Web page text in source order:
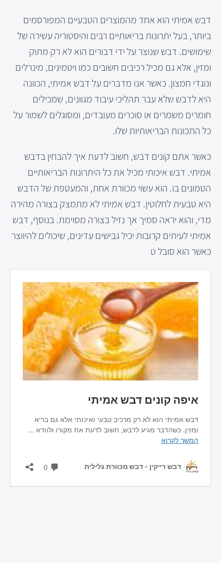
דבש אמיתי הוא אחד מהמוצרים הטבעיים המפורסמים
ביותר, בעל יתרונות בריאותיים רבים והיסטוריה עשירה של
שימושים. דבש שנוצר על ידי דבורים הוא לא רק מתוק
ומזין, אלא גם מכיל רכיבים חשובים כמו ויטמינים, מינרלים
ונוגדי חמצון. כאשר אנו מדברים על דבש אמיתי, הכוונה
היא לדבש שלא עבר תהליכי עיבוד מגוונים, שמכילים
חומרים משמרים או סוכרים מעובדים, ומסוגלים לשמור על
כל התכונות הבריאותיות שלו.
כאשר אתם קונים דבש, חשוב לדעת איך להבחין בדבש
אמיתי. דבש איכותי מכיל את כל היתרונות הבריאותיים
הטמונים בו. הוא עשוי מכוורת אחת, והמעטפת של הדבש
היא טבעית לחלוטין. דבש אמיתי לא מתמצק בצורה מהירה
מדי, והוא יראה סמיך אך נזיל בצורה מסוימת. בנוסף, דבש
אמיתי לעיתים קרובות יכיל גבישים עדינים, שיכולים להיווצר
כאשר הוא סובל ט